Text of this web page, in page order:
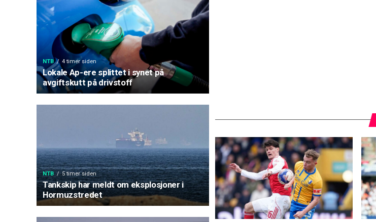
NTB 4 timer siden
Lokale Ap-ere splittet i synet på
avgiftskutt på drivstoff
NTB 5 timer siden
Tankskip har meldt om eksplosjoner i
Hormuzstredet